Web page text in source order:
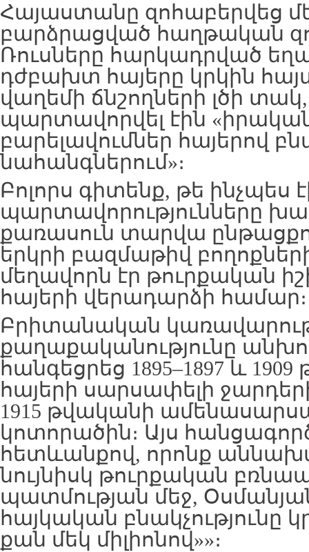
Հայաստանը զոհաբերվեց
բարձրացված հաղթական
Ռուսները հարկադրված
դժբախտ հայերը կրկին
վաղեմի ճնշողների լծի
պարտավորվել էին
բարելավումներ հայերով
նահանգներում»։
Բոլորս գիտենք, թե ինչպես
պարտավորությունները
քառասուն տարվա
երկրի բազմաթիվ
մեղավորն էր թուրքական
հայերի վերադարձի համար։
Բրիտանական
քաղաքականությունը
հանգեցրեց 1895–1897 և
հայերի սարսափելի
1915 թվականի
կոտորածին։ Այս
հետևանքով, որոնք
նույնիսկ թուրքական
պատմության մեջ,
հայկական բնակչությունը
քան մեկ միլիոնով»»։